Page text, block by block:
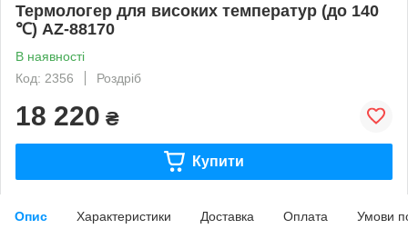
Термологер для високих температур (до 140
℃) AZ-88170
В наявності
Код: 2356
Роздріб
18 220 ₴
Купити
Опис Характеристики Доставка Оплата Умови